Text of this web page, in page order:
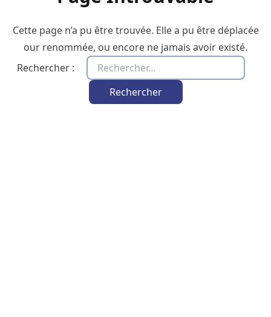
Cette page n’a pu être trouvée. Elle a pu être déplacée
our renommée, ou encore ne jamais avoir existé.
Rechercher :